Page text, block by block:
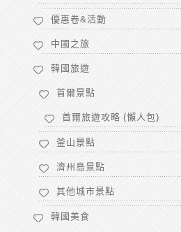
優惠卷&活動
中國之旅
韓國旅遊
首爾景點
首爾旅遊攻略 (懶人包)
釜山景點
濟州島景點
其他城市景點
韓國美食